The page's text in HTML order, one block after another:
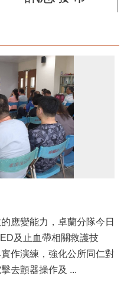
應變能力，卓蘭分隊今日
及止血帶相關救護技
作演練，強化公所同仁對
於心肺復甦術、自動體外心臟電擊去顫器操作及 ...